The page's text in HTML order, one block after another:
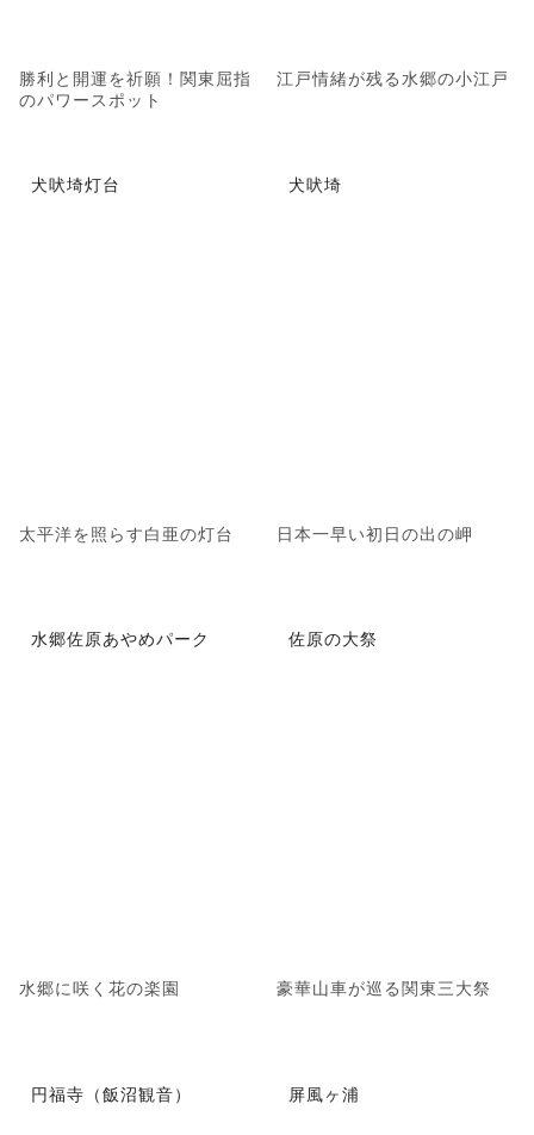
勝利と開運を祈願！関東屈指
のパワースポット
江戸情緒が残る水郷の小江戸
犬吠埼灯台
太平洋を照らす白亜の灯台
犬吠埼
日本一早い初日の出の岬
水郷佐原あやめパーク
水郷に咲く花の楽園
佐原の大祭
豪華山車が巡る関東三大祭
円福寺（飯沼観音） 屏風ヶ浦